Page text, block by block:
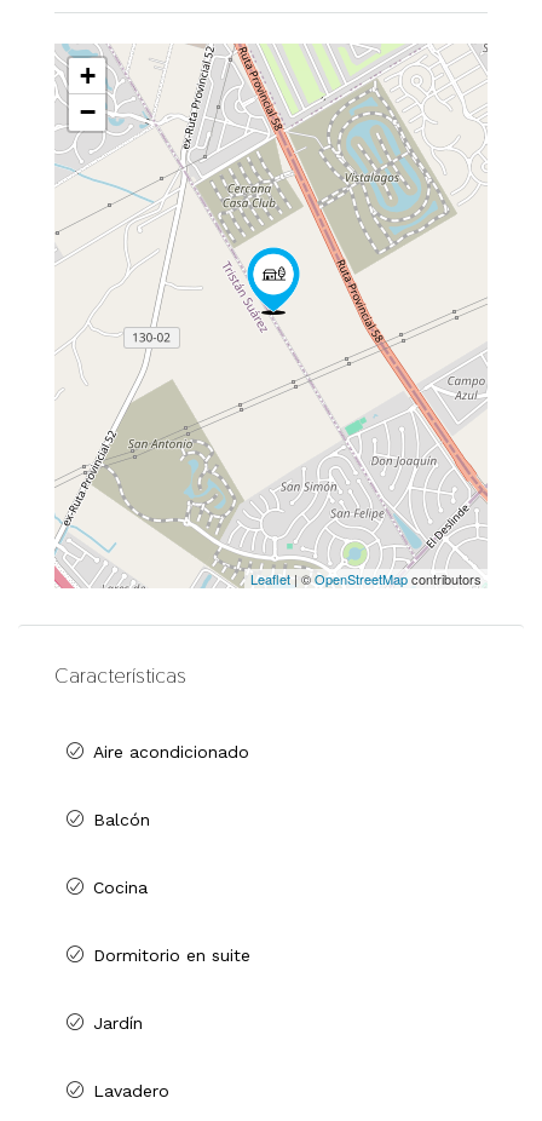
+
−
Leaflet | ©OpenStreetMapcontributors
Características
Aire acondicionado
Balcón
Cocina
Dormitorio en suite
Jardín
Lavadero